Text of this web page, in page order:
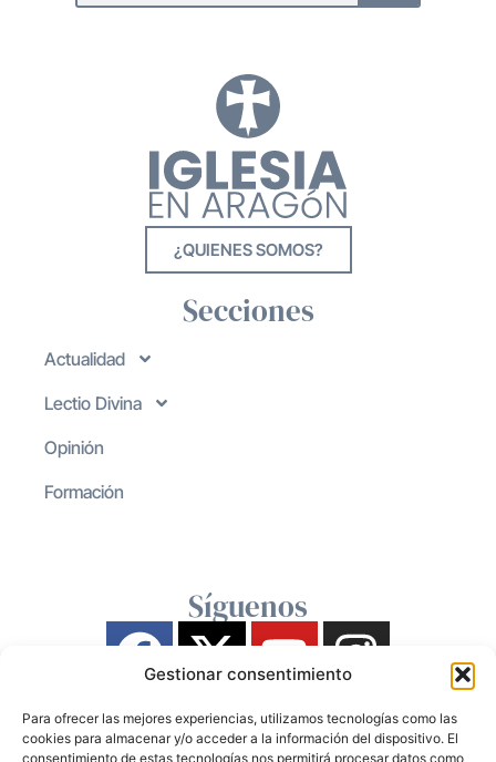
Gestionar consentimiento
Para ofrecer las mejores experiencias, utilizamos tecnologías como las
cookies para almacenar y/o acceder a la información del dispositivo. El
consentimiento de estas tecnologías nos permitirá procesar datos como
¿QUIENES SOMOS?
Secciones
Actualidad
Lectio Divina
Opinión
Formación
Síguenos